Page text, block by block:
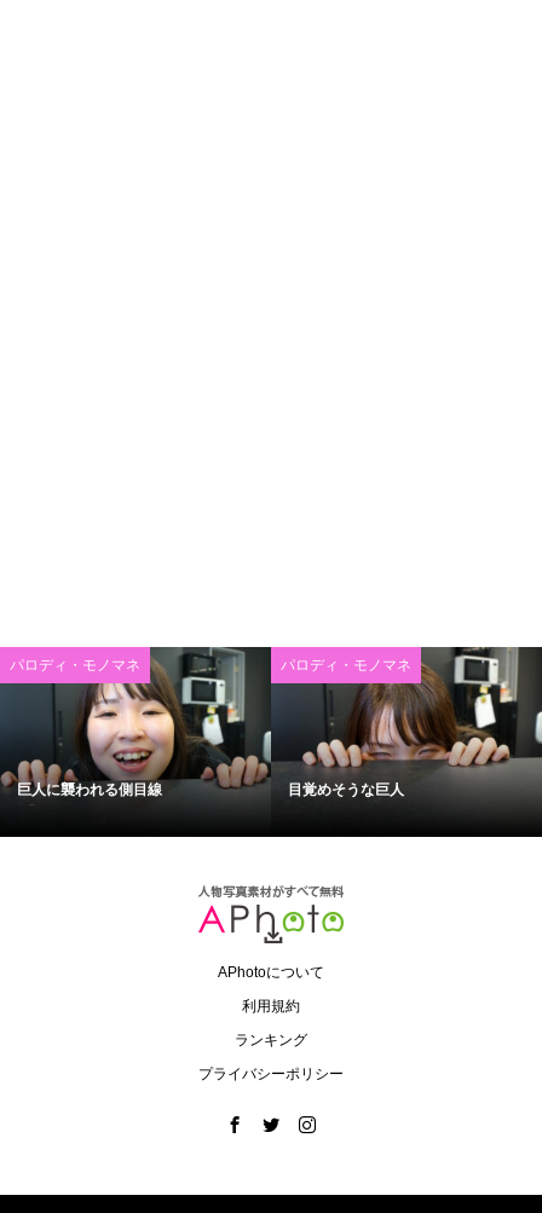
パロディ・モノマネ
巨人に襲われる側目線
パロディ・モノマネ
目覚めそうな巨人
APhotoについて
利用規約
ランキング
プライバシーポリシー